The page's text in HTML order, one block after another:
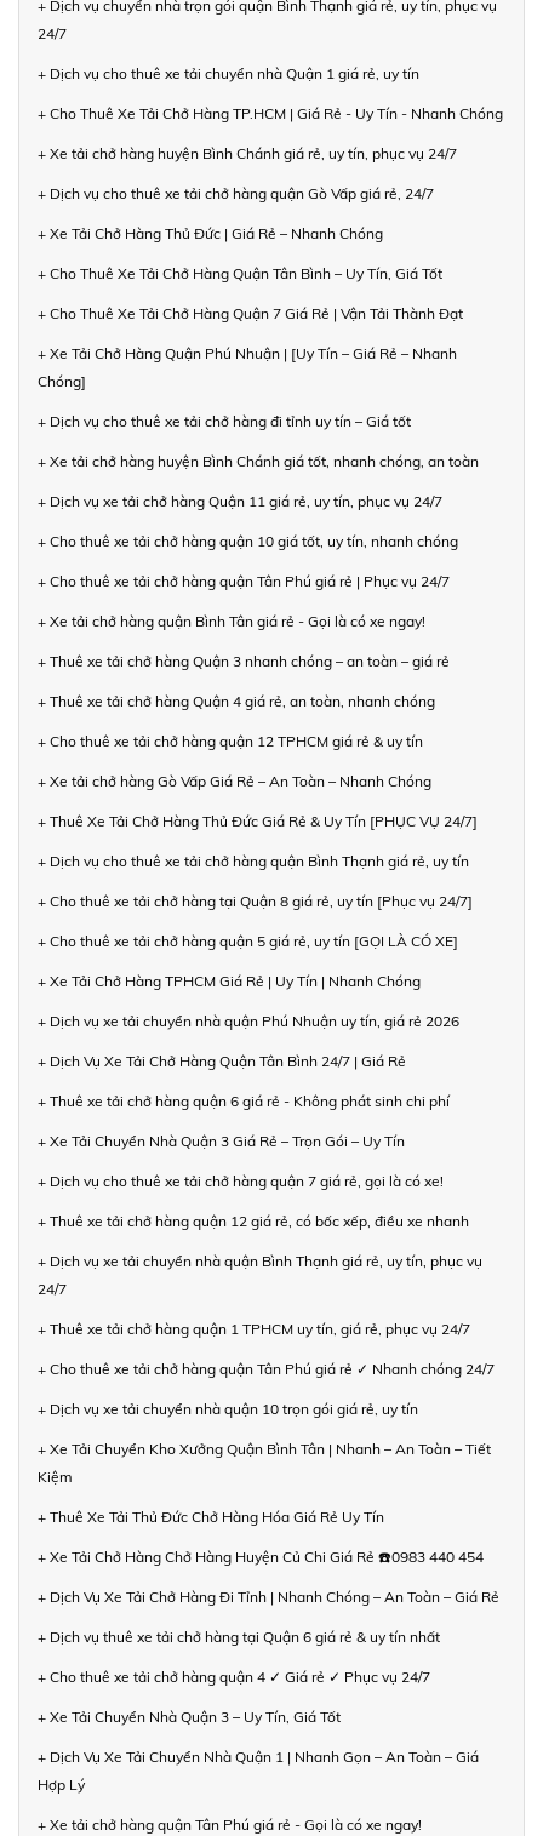
+ Dịch vụ chuyển nhà trọn gói quận Bình Thạnh giá rẻ, uy tín, phục vụ
24/7
+ Dịch vụ cho thuê xe tải chuyển nhà Quận 1 giá rẻ, uy tín
+ Cho Thuê Xe Tải Chở Hàng TP.HCM | Giá Rẻ - Uy Tín - Nhanh Chóng
+ Xe tải chở hàng huyện Bình Chánh giá rẻ, uy tín, phục vụ 24/7
+ Dịch vụ cho thuê xe tải chở hàng quận Gò Vấp giá rẻ, 24/7
+ Xe Tải Chở Hàng Thủ Đức | Giá Rẻ – Nhanh Chóng
+ Cho Thuê Xe Tải Chở Hàng Quận Tân Bình – Uy Tín, Giá Tốt
+ Cho Thuê Xe Tải Chở Hàng Quận 7 Giá Rẻ | Vận Tải Thành Đạt
+ Xe Tải Chở Hàng Quận Phú Nhuận | [Uy Tín – Giá Rẻ – Nhanh
Chóng]
+ Dịch vụ cho thuê xe tải chở hàng đi tỉnh uy tín – Giá tốt
+ Xe tải chở hàng huyện Bình Chánh giá tốt, nhanh chóng, an toàn
+ Dịch vụ xe tải chở hàng Quận 11 giá rẻ, uy tín, phục vụ 24/7
+ Cho thuê xe tải chở hàng quận 10 giá tốt, uy tín, nhanh chóng
+ Cho thuê xe tải chở hàng quận Tân Phú giá rẻ | Phục vụ 24/7
+ Xe tải chở hàng quận Bình Tân giá rẻ - Gọi là có xe ngay!
+ Thuê xe tải chở hàng Quận 3 nhanh chóng – an toàn – giá rẻ
+ Thuê xe tải chở hàng Quận 4 giá rẻ, an toàn, nhanh chóng
+ Cho thuê xe tải chở hàng quận 12 TPHCM giá rẻ & uy tín
+ Xe tải chở hàng Gò Vấp Giá Rẻ – An Toàn – Nhanh Chóng
+ Thuê Xe Tải Chở Hàng Thủ Đức Giá Rẻ & Uy Tín [PHỤC VỤ 24/7]
+ Dịch vụ cho thuê xe tải chở hàng quận Bình Thạnh giá rẻ, uy tín
+ Cho thuê xe tải chở hàng tại Quận 8 giá rẻ, uy tín [Phục vụ 24/7]
+ Cho thuê xe tải chở hàng quận 5 giá rẻ, uy tín [GỌI LÀ CÓ XE]
+ Xe Tải Chở Hàng TPHCM Giá Rẻ | Uy Tín | Nhanh Chóng
+ Dịch vụ xe tải chuyển nhà quận Phú Nhuận uy tín, giá rẻ 2026
+ Dịch Vụ Xe Tải Chở Hàng Quận Tân Bình 24/7 | Giá Rẻ
+ Thuê xe tải chở hàng quận 6 giá rẻ - Không phát sinh chi phí
+ Xe Tải Chuyển Nhà Quận 3 Giá Rẻ – Trọn Gói – Uy Tín
+ Dịch vụ cho thuê xe tải chở hàng quận 7 giá rẻ, gọi là có xe!
+ Thuê xe tải chở hàng quận 12 giá rẻ, có bốc xếp, điều xe nhanh
+ Dịch vụ xe tải chuyển nhà quận Bình Thạnh giá rẻ, uy tín, phục vụ
24/7
+ Thuê xe tải chở hàng quận 1 TPHCM uy tín, giá rẻ, phục vụ 24/7
+ Cho thuê xe tải chở hàng quận Tân Phú giá rẻ ✓ Nhanh chóng 24/7
+ Dịch vụ xe tải chuyển nhà quận 10 trọn gói giá rẻ, uy tín
+ Xe Tải Chuyển Kho Xưởng Quận Bình Tân | Nhanh – An Toàn – Tiết
Kiệm
+ Thuê Xe Tải Thủ Đức Chở Hàng Hóa Giá Rẻ Uy Tín
+ Xe Tải Chở Hàng Chở Hàng Huyện Củ Chi Giá Rẻ ☎️0983 440 454
+ Dịch Vụ Xe Tải Chở Hàng Đi Tỉnh | Nhanh Chóng – An Toàn – Giá Rẻ
+ Dịch vụ thuê xe tải chở hàng tại Quận 6 giá rẻ & uy tín nhất
+ Cho thuê xe tải chở hàng quận 4 ✓ Giá rẻ ✓ Phục vụ 24/7
+ Xe Tải Chuyển Nhà Quận 3 – Uy Tín, Giá Tốt
+ Dịch Vụ Xe Tải Chuyển Nhà Quận 1 | Nhanh Gọn – An Toàn – Giá
Hợp Lý
+ Xe tải chở hàng quận Tân Phú giá rẻ - Gọi là có xe ngay!